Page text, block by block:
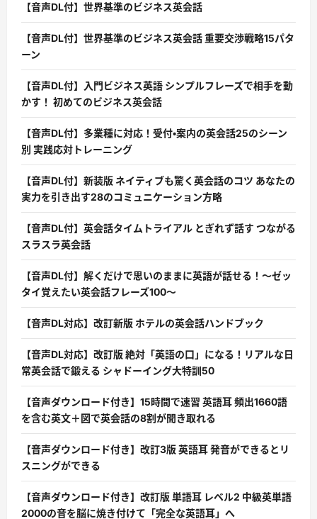
【音声DL付】世界基準のビジネス英会話
【音声DL付】世界基準のビジネス英会話 重要交渉戦略15パタ
ーン
【音声DL付】入門ビジネス英語 シンプルフレーズで相手を動
かす！ 初めてのビジネス英会話
【音声DL付】多業種に対応！受付・案内の英会話25のシーン
別 実践応対トレーニング
【音声DL付】新装版 ネイティブも驚く英会話のコツ あなたの
実力を引き出す28のコミュニケーション方略
【音声DL付】英会話タイムトライアル とぎれず話す つながる
スラスラ英会話
【音声DL付】解くだけで思いのままに英語が話せる！〜ゼッ
タイ覚えたい英会話フレーズ100〜
【音声DL対応】改訂新版 ホテルの英会話ハンドブック
【音声DL対応】改訂版 絶対「英語の口」になる！リアルな日
常英会話で鍛える シャドーイング大特訓50
【音声ダウンロード付き】15時間で速習 英語耳 頻出1660語
を含む英文＋図で英会話の8割が聞き取れる
【音声ダウンロード付き】改訂3版 英語耳 発音ができるとリ
スニングができる
【音声ダウンロード付き】改訂版 単語耳 レベル2 中級英単語
2000の音を脳に焼き付けて「完全な英語耳」へ